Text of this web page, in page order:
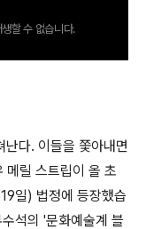
할 수 없습니다.
다. 이들을 쫓아내면
메릴 스트립이 올 초
일) 법정에 등장했습
석의 '문화예술계 블